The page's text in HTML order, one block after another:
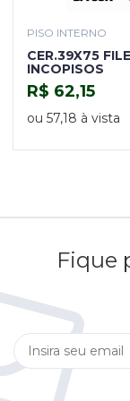
PISO INTERNO
CER.39X75
INCOPISOS
R$ 62,15
ou 57,18 à vista
Fique